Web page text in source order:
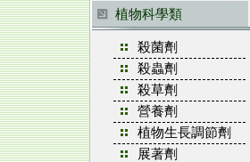
植物科學類
殺菌劑
殺蟲劑
殺草劑
營養劑
植物生長調節劑
展著劑